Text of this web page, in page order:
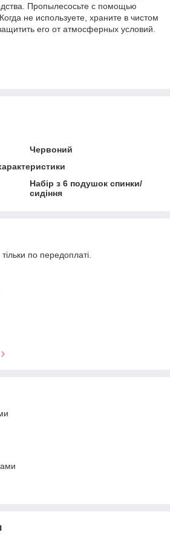
Пропылесосьте с помощью
не используете, храните в чистом
его от атмосферных условий.
Червоний
Набір з 6 подушок спинки/
сидіння
по передоплаті.